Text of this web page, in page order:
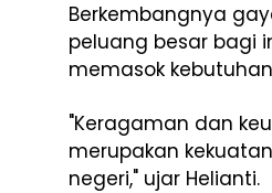
Berkembangnya
peluang besar bagi
memasok
"Keragaman dan
merupakan
negeri," ujar Helianti.